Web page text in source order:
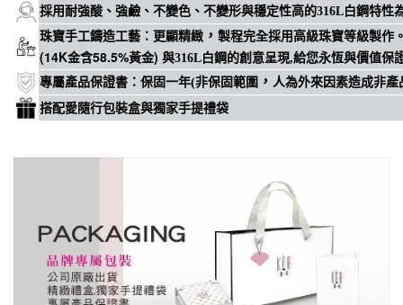
採用耐強酸、強鹼、不變色、不變形與穩定性高的316L白鋼特性
珠寶手工鑄造工藝 ： 更顯精緻 ， 製程完全採用高級珠寶等級製作
(14K金含58.5%黃金) 與316L白鋼的創意呈現,給您永恆與價值保
專屬產品保證書 ： 保固一年(非保固範圍 ， 人為外來因素造成非產
搭配愛隨行包裝盒與獨家手提禮袋